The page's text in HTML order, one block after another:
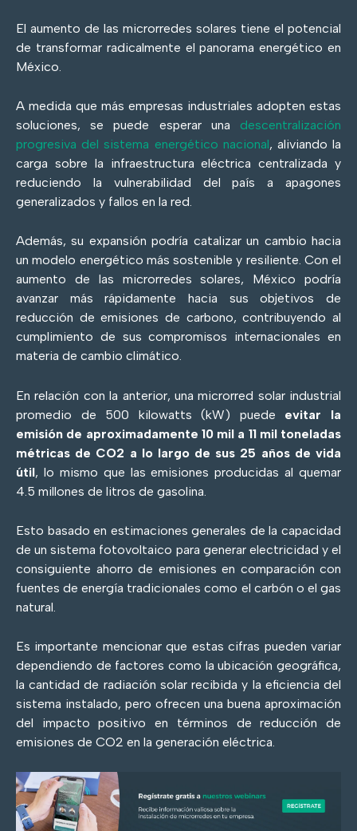
El aumento de las microrredes solares tiene el potencial
de transformar radicalmente el panorama energético en
México.
A medida que más empresas industriales adopten estas
soluciones, se puede esperar una descentralización
progresiva del sistema energético nacional, aliviando la
carga sobre la infraestructura eléctrica centralizada y
reduciendo la vulnerabilidad del país a apagones
generalizados y fallos en la red.
Además, su expansión podría catalizar un cambio hacia
un modelo energético más sostenible y resiliente. Con el
aumento de las microrredes solares, México podría
avanzar más rápidamente hacia sus objetivos de
reducción de emisiones de carbono, contribuyendo al
cumplimiento de sus compromisos internacionales en
materia de cambio climático.
En relación con la anterior, una microrred solar industrial
promedio de 500 kilowatts (kW) puede evitar la
emisión de aproximadamente 10 mil a 11 mil toneladas
métricas de CO2 a lo largo de sus 25 años de vida
útil, lo mismo que las emisiones producidas al quemar
4.5 millones de litros de gasolina.
Esto basado en estimaciones generales de la capacidad
de un sistema fotovoltaico para generar electricidad y el
consiguiente ahorro de emisiones en comparación con
fuentes de energía tradicionales como el carbón o el gas
natural.
Es importante mencionar que estas cifras pueden variar
dependiendo de factores como la ubicación geográfica,
la cantidad de radiación solar recibida y la eficiencia del
sistema instalado, pero ofrecen una buena aproximación
del impacto positivo en términos de reducción de
emisiones de CO2 en la generación eléctrica.